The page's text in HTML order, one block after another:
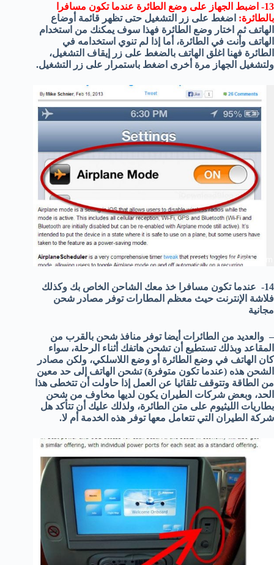
13- اضبط الجهاز على وضع الطائرة عندما تكون مسافرا
بالطائرة: اضغط على زر التشغيل حتى تظهر قائمة أوضاع
الهاتف ثم اختار وضع الطائرة فهذا سوف يمكنك من استخدام
الهاتف وأنت في الطائرة، أما إذا لم تنوي استخدامه في
الطائرة فهنا اغلق الهاتف بالضغط على زر إيقاف التشغيل،
ولتشغيل الجهاز مرة أخرى اضغط باستمرار على زر التشغيل.
14- عندما تكون مسافرا خذ معك الشاحن الخاص بك وكذلك
فلاشة الإنترنت حيث معظم المطارات توفر مصادر شحن
مجانية
– والعديد من الطائرات أيضا توفر منافذ شحن بالقرب من
المقاعد وبذلك تستطيع أن تشحن هاتفك أثناء الرحلة، سواء
كان الهاتف في وضع الطائرة أو وضع اللاسلكي، ولكن مصادر
الشحن هذه (عندما تكون متوفرة) تشحن الهاتف إلى حد معين
من الطاقة وتتوقف تلقائيا عن العمل إذا حاولت أن تتخطى هذا
الحد، وبعض شركات الطيران يكون لديها مخاوف من شحن
بطاريات الليثيوم على متن الطائرة، ولذلك عليك أن تتأكد هل
شركة الطيران التي تتعامل معها توفر هذه الخدمة أم لا.